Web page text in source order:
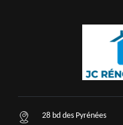
28 bd des Pyrénées